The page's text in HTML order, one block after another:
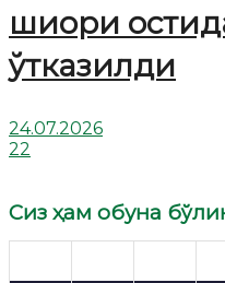
шиори
ўтказилди
24.07.2026
22
Сиз ҳам обуна